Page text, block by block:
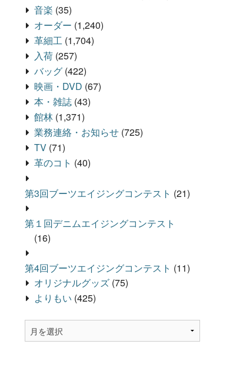
音楽 (35)
オーダー (1,240)
革細工 (1,704)
入荷 (257)
バッグ (422)
映画・DVD (67)
本・雑誌 (43)
館林 (1,371)
業務連絡・お知らせ (725)
TV (71)
革のコト (40)
第3回ブーツエイジングコンテスト (21)
第１回デニムエイジングコンテスト
(16)
第4回ブーツエイジングコンテスト (11)
オリジナルグッズ (75)
よりもい (425)